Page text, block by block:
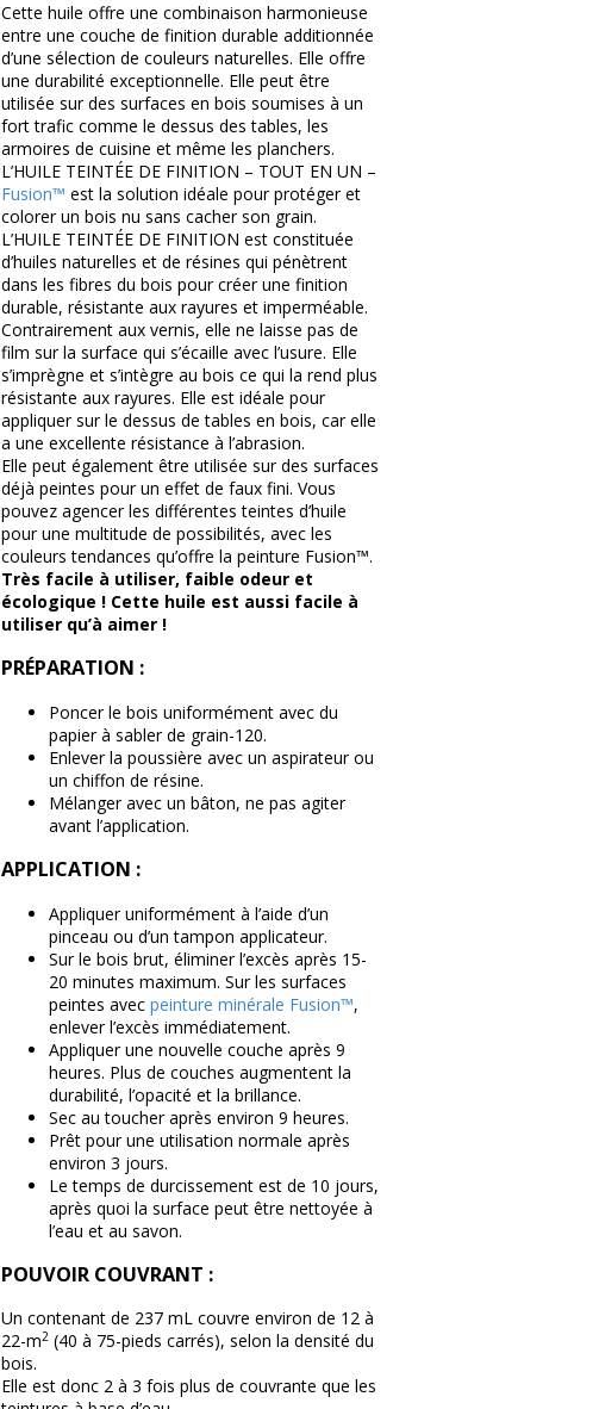
Cette huile offre une combinaison harmonieuse
entre une couche de finition durable additionnée
d’une sélection de couleurs naturelles. Elle offre
une durabilité exceptionnelle. Elle peut être
utilisée sur des surfaces en bois soumises à un
fort trafic comme le dessus des tables, les
armoires de cuisine et même les planchers.
L’HUILE TEINTÉE DE FINITION – TOUT EN UN –
Fusion™ est la solution idéale pour protéger et
colorer un bois nu sans cacher son grain.
L’HUILE TEINTÉE DE FINITION est constituée
d’huiles naturelles et de résines qui pénètrent
dans les fibres du bois pour créer une finition
durable, résistante aux rayures et imperméable.
Contrairement aux vernis, elle ne laisse pas de
film sur la surface qui s’écaille avec l’usure. Elle
s’imprègne et s’intègre au bois ce qui la rend plus
résistante aux rayures. Elle est idéale pour
appliquer sur le dessus de tables en bois, car elle
a une excellente résistance à l’abrasion.
Elle peut également être utilisée sur des surfaces
déjà peintes pour un effet de faux fini. Vous
pouvez agencer les différentes teintes d’huile
pour une multitude de possibilités, avec les
couleurs tendances qu’offre la peinture Fusion™.
Très facile à utiliser, faible odeur et
écologique ! Cette huile est aussi facile à
utiliser qu’à aimer !
PRÉPARATION :
Poncer le bois uniformément avec du
papier à sabler de grain-120.
Enlever la poussière avec un aspirateur ou
un chiffon de résine.
Mélanger avec un bâton, ne pas agiter
avant l’application.
APPLICATION :
Appliquer uniformément à l’aide d’un
pinceau ou d’un tampon applicateur.
Sur le bois brut, éliminer l’excès après 15-
20 minutes maximum. Sur les surfaces
peintes avec peinture minérale Fusion™,
enlever l’excès immédiatement.
Appliquer une nouvelle couche après 9
heures. Plus de couches augmentent la
durabilité, l’opacité et la brillance.
Sec au toucher après environ 9 heures.
Prêt pour une utilisation normale après
environ 3 jours.
Le temps de durcissement est de 10 jours,
après quoi la surface peut être nettoyée à
l’eau et au savon.
POUVOIR COUVRANT :
Un contenant de 237 mL couvre environ de 12 à
22-m2 (40 à 75-pieds carrés), selon la densité du
bois.
Elle est donc 2 à 3 fois plus de couvrante que les